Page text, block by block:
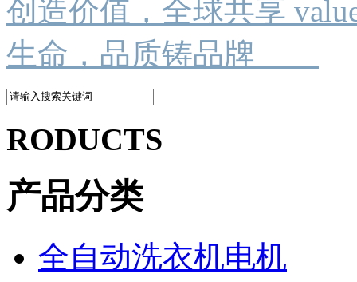
创造价值，全球共享
生命，品质铸品牌
RODUCTS
产品分类
全自动洗衣机电机